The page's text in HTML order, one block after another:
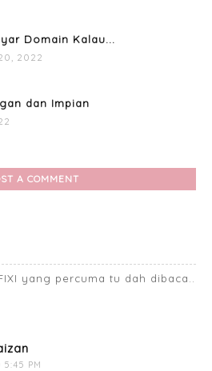
Domain Kalau...
2022
dan Impian
A COMMENT
yang percuma tu dah dibaca..
PM